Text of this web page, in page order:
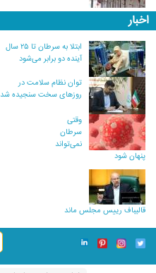
اخبار
ابتلا به سرطان تا ۲۵ سال
آینده دو برابر می‌شود
توان نظام سلامت در
روزهای سخت سنجیده شد
وقتی
سرطان
نمی‌تواند
پنهان شود
قالیباف رییس مجلس ماند